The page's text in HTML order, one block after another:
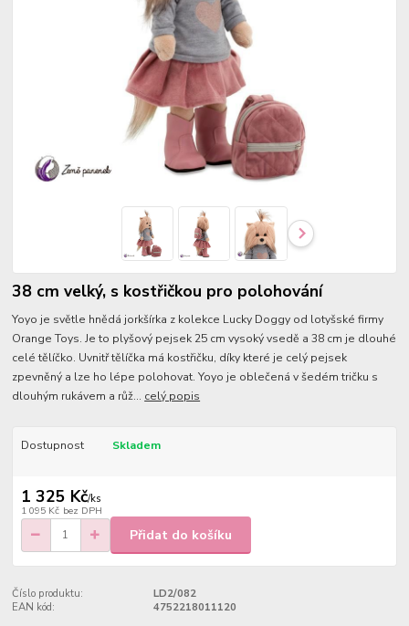
38 cm velký, s kostřičkou pro polohování
Yoyo je světle hnědá jorkšírka z kolekce Lucky Doggy od lotyšské firmy
Orange Toys. Je to plyšový pejsek 25 cm vysoký vsedě a 38 cm je dlouhé
celé tělíčko. Uvnitř tělíčka má kostřičku, díky které je celý pejsek
zpevněný a lze ho lépe polohovat. Yoyo je oblečená v šedém tričku s
dlouhým rukávem a růž... celý popis
Dostupnost Skladem
1 325 Kč/ks
1 095 Kč bez DPH
Přidat do košíku
Číslo produktu:
LD2/082
EAN kód:
4752218011120